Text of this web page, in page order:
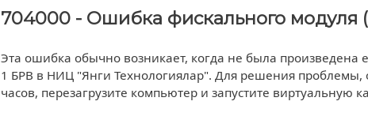
704000 - Ошибка фискального модуля
Эта ошибка обычно возникает, когда не была произведена
1 БРВ в НИЦ "Янги Технологиялар". Для решения проблемы,
часов, перезагрузите компьютер и запустите виртуальную